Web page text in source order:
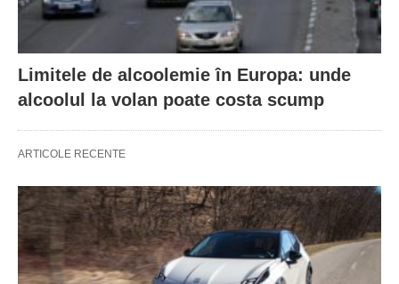
Limitele de alcoolemie în Europa: unde
alcoolul la volan poate costa scump
ARTICOLE RECENTE